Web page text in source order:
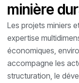
minière
Les projets miniers
expertise
économiques,
accompagne les
structuration, le